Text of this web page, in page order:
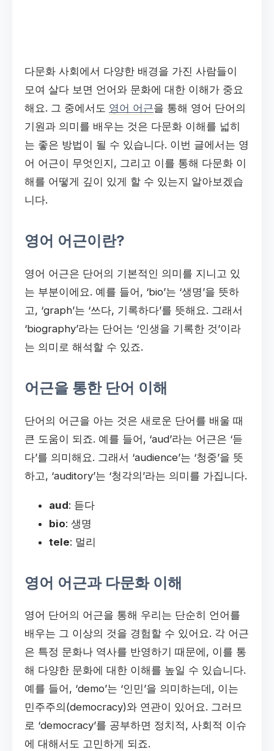
다문화 사회에서 다양한 배경을 가진 사람들이
모여 살다 보면 언어와 문화에 대한 이해가 중요
해요. 그 중에서도 영어 어근을 통해 영어 단어의
기원과 의미를 배우는 것은 다문화 이해를 넓히
는 좋은 방법이 될 수 있습니다. 이번 글에서는 영
어 어근이 무엇인지, 그리고 이를 통해 다문화 이
해를 어떻게 깊이 있게 할 수 있는지 알아보겠습
니다.
영어 어근이란?
영어 어근은 단어의 기본적인 의미를 지니고 있
는 부분이에요. 예를 들어, ‘bio’는 ‘생명’을 뜻하
고, ‘graph’는 ‘쓰다, 기록하다’를 뜻해요. 그래서
‘biography’라는 단어는 ‘인생을 기록한 것’이라
는 의미로 해석할 수 있죠.
어근을 통한 단어 이해
단어의 어근을 아는 것은 새로운 단어를 배울 때
큰 도움이 되죠. 예를 들어, ‘aud’라는 어근은 ‘듣
다’를 의미해요. 그래서 ‘audience’는 ‘청중’을 뜻
하고, ‘auditory’는 ‘청각의’라는 의미를 가집니다.
aud: 듣다
bio: 생명
tele: 멀리
영어 어근과 다문화 이해
영어 단어의 어근을 통해 우리는 단순히 언어를
배우는 그 이상의 것을 경험할 수 있어요. 각 어근
은 특정 문화나 역사를 반영하기 때문에, 이를 통
해 다양한 문화에 대한 이해를 높일 수 있습니다.
예를 들어, ‘demo’는 ‘인민’을 의미하는데, 이는
민주주의(democracy)와 연관이 있어요. 그러므
로 ‘democracy’를 공부하면 정치적, 사회적 이슈
에 대해서도 고민하게 되죠.